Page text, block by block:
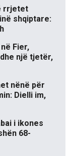
rrjetet
shqiptare:
Fier,
një tjetër,
nënë për
Dielli im,
i ikones
68-